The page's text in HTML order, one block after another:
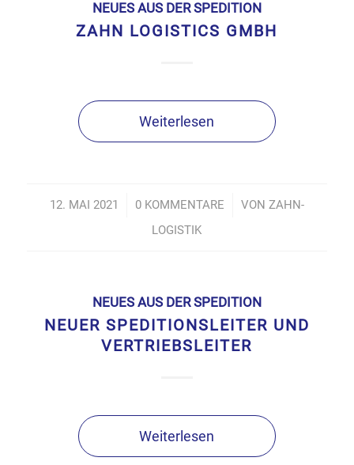
NEUES AUS DER SPEDITION
ZAHN LOGISTICS GMBH
Weiterlesen
12. MAI 2021
/ 0 KOMMENTARE
/ VON ZAHN-
LOGISTIK
NEUES AUS DER SPEDITION
NEUER SPEDITIONSLEITER UND
VERTRIEBSLEITER
Weiterlesen